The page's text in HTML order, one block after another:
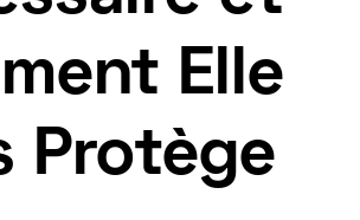
Elle
Protège